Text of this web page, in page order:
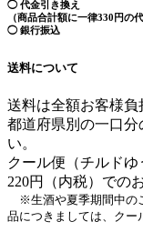
◯ 代金引き換え
（商品合計額に一律330円の
◯ 銀行振込
送料について
送料は全額お客様負
都道府県別の一口分
い。
クール便（チルド
220円（内税）での
※生酒や夏季期間中の
品につきましては、クー